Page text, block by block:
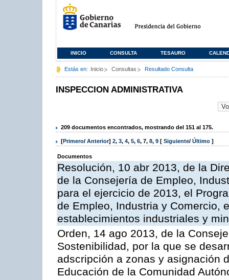
INICIO CONSULTA TESAURO
Estás en: Inicio Consultas Resultado Consulta
INSPECCION ADMINISTRATIVA
209 documentos encontrados, mostrando del 151 al 175.
[Primero/ Anterior] 2, 3, 4, 5, 6, 7, 8, 9 [ Siguiente/ Último ]
Documentos
Resolución, 10 abr 2013, de la
de la Consejería de Empleo,
para el ejercicio de 2013, el
de Empleo, Industria y Comercio,
establecimientos industriales y
Orden, 14 ago 2013, de la
Sostenibilidad, por la que se
adscripción a zonas y asignación
Educación de la Comunidad